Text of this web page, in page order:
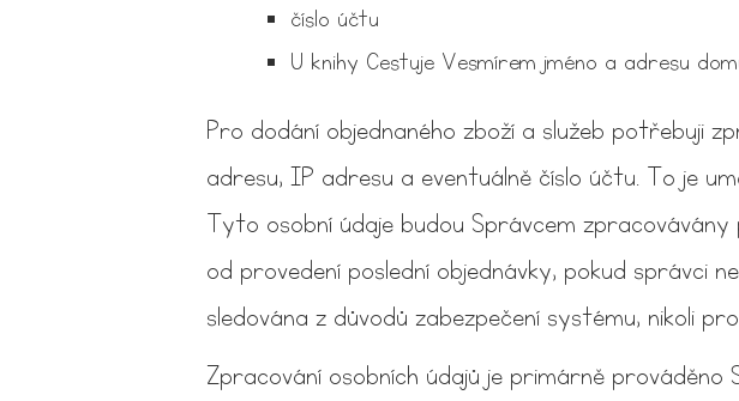
číslo účtu
U knihy Cestuje Vesmírem jméno a adresu
Pro dodání objednaného zboží a služeb potřebuji
adresu, IP adresu a eventuálně číslo účtu. To je
Tyto osobní údaje budou Správcem
od provedení poslední objednávky, pokud správci
sledována z důvodů zabezpečení systému, nikoli
Zpracování osobních údajů je primárně